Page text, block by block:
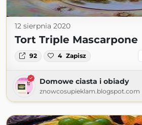
12 sierpnia 2020
Tort Triple Mascarpone
92 4 Zapisz
Domowe ciasta i obiady
znowcosupieklam.blogspot.com